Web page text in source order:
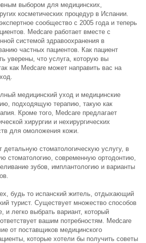
выбором для медицинских,
косметических процедур в Испании.
сообщество с 2005 года и теперь
Medcare работает вместе с
системой здравоохранения в
частных пациентов. Как пациент
уверены, что услуга, которую вы
как Medcare может направить вас на
медицинский уход и медицинские
подходящую терапию, такую ​​как
Кроме того, Medcare предлагает
хирургии и нехирургических
для омоложения кожи.
детальную стоматологическую услугу, в
стоматологию, современную ортодонтию,
зубов, имплантологию и варианты
будь то испанский житель, отдыхающий
турист. Существует множество способов
и легко выбрать вариант, который
вашим потребностям. Medcare
от поставщиков медицинского
которые хотели бы получить советы